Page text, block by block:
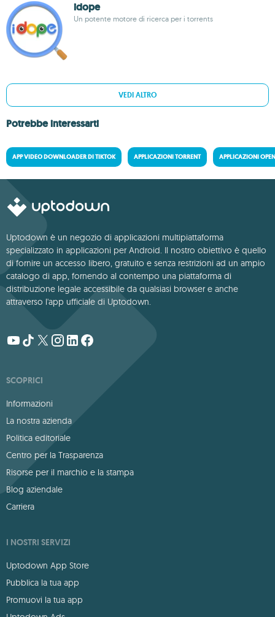
idope
Un potente motore di ricerca per i torrents
VEDI ALTRO
Potrebbe interessarti
APP VIDEO DOWNLOADER DI TIKTOK APPLICAZIONI TORRENT APPLICAZIONI
Uptodown è un negozio di applicazioni multipiattaforma
specializzato in applicazioni per Android. Il nostro obiettivo è quello
di fornire un accesso libero, gratuito e senza restrizioni ad un ampio
catalogo di app, fornendo al contempo una piattaforma di
distribuzione legale accessibile da qualsiasi browser e anche
attraverso l'app ufficiale di Uptodown.
SCOPRICI
Informazioni
La nostra azienda
Politica editoriale
Centro per la Trasparenza
Risorse per il marchio e la stampa
Blog aziendale
Carriera
I NOSTRI SERVIZI
Uptodown App Store
Pubblica la tua app
Promuovi la tua app